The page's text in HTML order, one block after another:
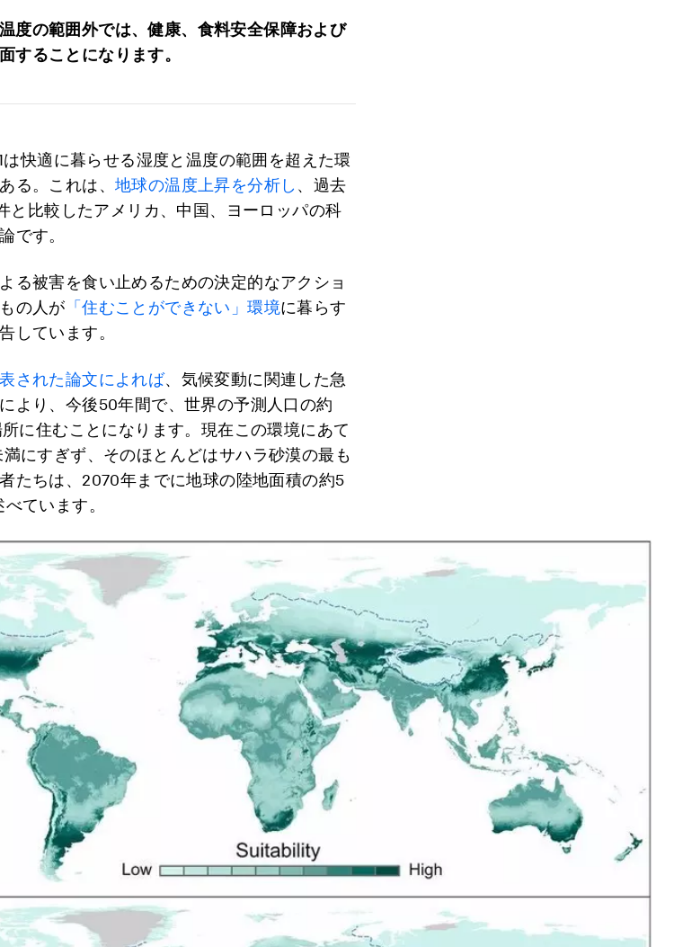
度の範囲外では、健康、食料安全保障および
することになります。
快適に暮らせる湿度と温度の範囲を超えた環
る。これは、 地球の温度上昇を分析し 、過去
と比較したアメリカ、中国、ヨーロッパの科
です。
る被害を食い止めるための決定的なアクショ
の人が 「住むことができない」環境に暮らす
しています。
された論文によれば、気候変動に関連した急
より、今後50年間で、世界の予測人口の約
に住むことになります。現在この環境にあて
にすぎず、そのほとんどはサハラ砂漠の最も
たちは、2070年までに地球の陸地面積の約5
ています。